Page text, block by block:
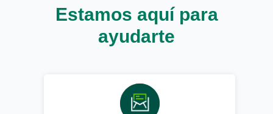
Estamos aquí para
ayudarte